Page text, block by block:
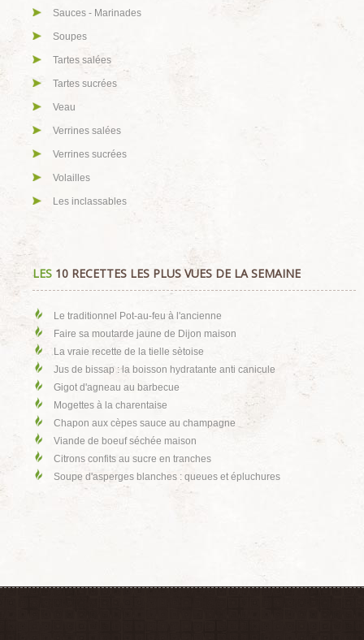
Sauces - Marinades
Soupes
Tartes salées
Tartes sucrées
Veau
Verrines salées
Verrines sucrées
Volailles
Les inclassables
LES 10 RECETTES LES PLUS VUES DE LA SEMAINE
Le traditionnel Pot-au-feu à l'ancienne
Faire sa moutarde jaune de Dijon maison
La vraie recette de la tielle sètoise
Jus de bissap : la boisson hydratante anti canicule
Gigot d'agneau au barbecue
Mogettes à la charentaise
Chapon aux cèpes sauce au champagne
Viande de boeuf séchée maison
Citrons confits au sucre en tranches
Soupe d'asperges blanches : queues et épluchures